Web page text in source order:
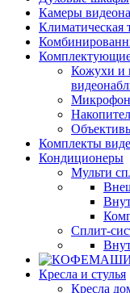
Камеры
Климатическая
Кожухи и
Комплекты
Кондиционеры
Мульти
Сплит-
Кресла и стулья
Кресла